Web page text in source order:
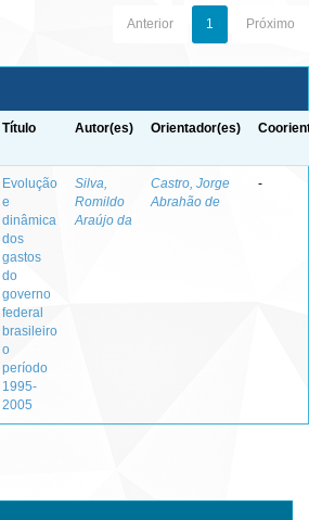
Anterior 1 Próximo
Título Autor(es) Orientador(es)
Evolução
e
dinâmica
dos
gastos
do
governo
federal
brasileiro
o
período
1995-
2005
Silva,
Romildo
Araújo da
Castro, Jorge
Abrahão de
-